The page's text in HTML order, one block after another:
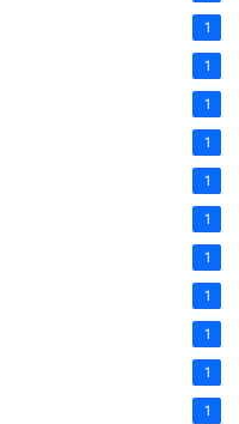
1
1
1
1
1
1
1
1
1
1
1